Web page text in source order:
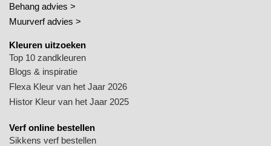
Behang advies >
Muurverf advies >
Kleuren uitzoeken
Top 10 zandkleuren
Blogs & inspiratie
Flexa Kleur van het Jaar 2026
Histor Kleur van het Jaar 2025
Verf online bestellen
Sikkens verf bestellen